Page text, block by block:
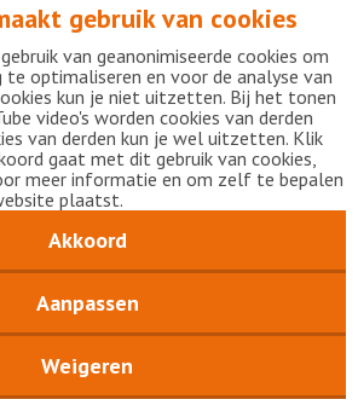
7,9
mijnFlevoziekenhuis
2026
gebruik van cookies
van geanonimiseerde cookies om
te optimaliseren en voor de analyse van
kun je niet uitzetten. Bij het tonen
video's worden cookies van derden
van derden kun je wel uitzetten. Klik
gaat met dit gebruik van cookies,
meer informatie en om zelf te bepalen
plaatst.
Akkoord
Aanpassen
Weigeren